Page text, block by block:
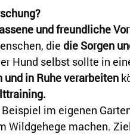
und freundliche
die die Sorgen
Hund selbst sollte in
in Ruhe verarbeiten
im eigenen
Wildgehege machen.